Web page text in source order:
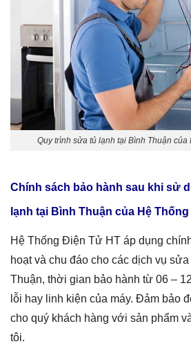
Quy trình sửa tủ lạnh tại Bình Thuận
Chính sách bảo hành sau khi sử
lạnh tại Bình Thuận của Hệ
Hệ Thống Điện Tử HT áp dụng
hoạt và chu đáo cho các dịch vụ
Thuận, thời gian bảo hành từ 06 –
lỗi hay linh kiện của máy. Đảm bảo
cho quý khách hàng với sản phẩm
tôi.